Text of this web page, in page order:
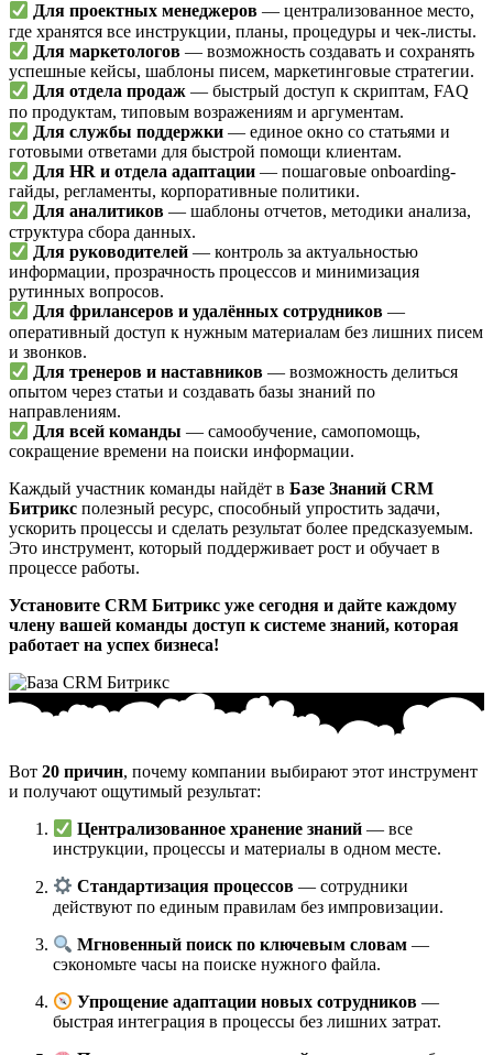
Для проектных менеджеров — централизованное место,
где хранятся все инструкции, планы, процедуры и чек-листы.
Для маркетологов — возможность создавать и сохранять
успешные кейсы, шаблоны писем, маркетинговые стратегии.
Для отдела продаж — быстрый доступ к скриптам, FAQ
по продуктам, типовым возражениям и аргументам.
Для службы поддержки — единое окно со статьями и
готовыми ответами для быстрой помощи клиентам.
Для HR и отдела адаптации — пошаговые onboarding-
гайды, регламенты, корпоративные политики.
Для аналитиков — шаблоны отчетов, методики анализа,
структура сбора данных.
Для руководителей — контроль за актуальностью
информации, прозрачность процессов и минимизация
рутинных вопросов.
Для фрилансеров и удалённых сотрудников —
оперативный доступ к нужным материалам без лишних писем
и звонков.
Для тренеров и наставников — возможность делиться
опытом через статьи и создавать базы знаний по
направлениям.
Для всей команды — самообучение, самопомощь,
сокращение времени на поиски информации.
Каждый участник команды найдёт в Базе Знаний CRM
Битрикс полезный ресурс, способный упростить задачи,
ускорить процессы и сделать результат более предсказуемым.
Это инструмент, который поддерживает рост и обучает в
процессе работы.
Установите CRM Битрикс уже сегодня и дайте каждому
члену вашей команды доступ к системе знаний, которая
работает на успех бизнеса!
Вот 20 причин, почему компании выбирают этот инструмент
и получают ощутимый результат:
Централизованное хранение знаний — все
инструкции, процессы и материалы в одном месте.
Стандартизация процессов — сотрудники
действуют по единым правилам без импровизации.
Мгновенный поиск по ключевым словам —
сэкономьте часы на поиске нужного файла.
Упрощение адаптации новых сотрудников —
быстрая интеграция в процессы без лишних затрат.